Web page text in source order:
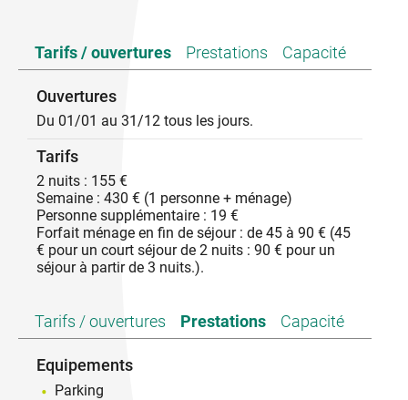
regarder le programme de mon choix à la tv ( TV
connecté HD), écouter la radio ou la musique:
Enceinte Bluetooth, poste radio et CD, quelques
Les lits confortables: literie, linge de lit, couettes et
oreillers choisis avec soin chez ikea
Partie nuit au 1er: WC, sdb. Rdc: buanderie, wc. Au
Vous l’aurez compris j’aime le confort et l’espace
Situé au centre ville rue piétonne de Montélimar
Drome Provençale, ce logement en duplex de 120
m2 offre tout le confort, l’accessibilité au
commerces, cinémas, théâtre, médiathèque,
marchés producteurs, voies verte (Via Rhona),
baignades,...,tout en offrant une ambiance paisible.
vous proposer une vraie qualité d’accueil. Nous
seront à votre disposition afin de facilité votre
Tarifs / ouvertures Prestations Capacité
Ouvertures
Du 01/01 au 31/12 tous les jours.
Tarifs
2 nuits : 155 €
Semaine : 430 € (1 personne + ménage)
Personne supplémentaire : 19 €
Forfait ménage en fin de séjour : de 45 à 90 € (45
€ pour un court séjour de 2 nuits : 90 € pour un
séjour à partir de 3 nuits.).
Tarifs / ouvertures Prestations Capacité
Equipements
Parking